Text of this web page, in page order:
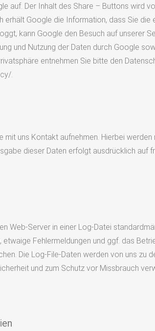
auf. Der Inhalt des Share – Buttons wird
erhält Google die Information, dass Sie
kann Google den Besuch auf unserer
und Nutzung der Daten durch Google
entnehmen Sie bitte den
.
mit uns Kontakt aufnehmen. Hierbei
dieser Daten erfolgt ausdrücklich auf
Web-Server in einer Log-Datei
etwaige Fehlermeldungen und ggf. das
Die Log-File-Daten werden von uns zu
und zum Schutz vor Missbrauch